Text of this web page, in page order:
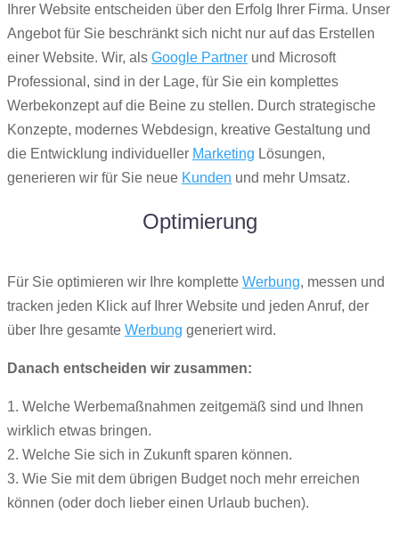
Ihrer Website entscheiden über den Erfolg Ihrer Firma. Unser
Angebot für Sie beschränkt sich nicht nur auf das Erstellen
einer Website. Wir, als Google Partner und Microsoft
Professional, sind in der Lage, für Sie ein komplettes
Werbekonzept auf die Beine zu stellen. Durch strategische
Konzepte, modernes Webdesign, kreative Gestaltung und
die Entwicklung individueller Marketing Lösungen,
generieren wir für Sie neue Kunden und mehr Umsatz.
Optimierung
Für Sie optimieren wir Ihre komplette Werbung, messen und
tracken jeden Klick auf Ihrer Website und jeden Anruf, der
über Ihre gesamte Werbung generiert wird.
Danach entscheiden wir zusammen:
1. Welche Werbemaßnahmen zeitgemäß sind und Ihnen
wirklich etwas bringen.
2. Welche Sie sich in Zukunft sparen können.
3. Wie Sie mit dem übrigen Budget noch mehr erreichen
können (oder doch lieber einen Urlaub buchen).